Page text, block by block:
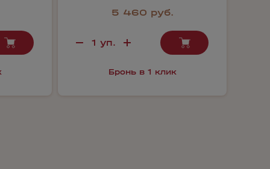
5 460 руб.
Бронь в 1 клик